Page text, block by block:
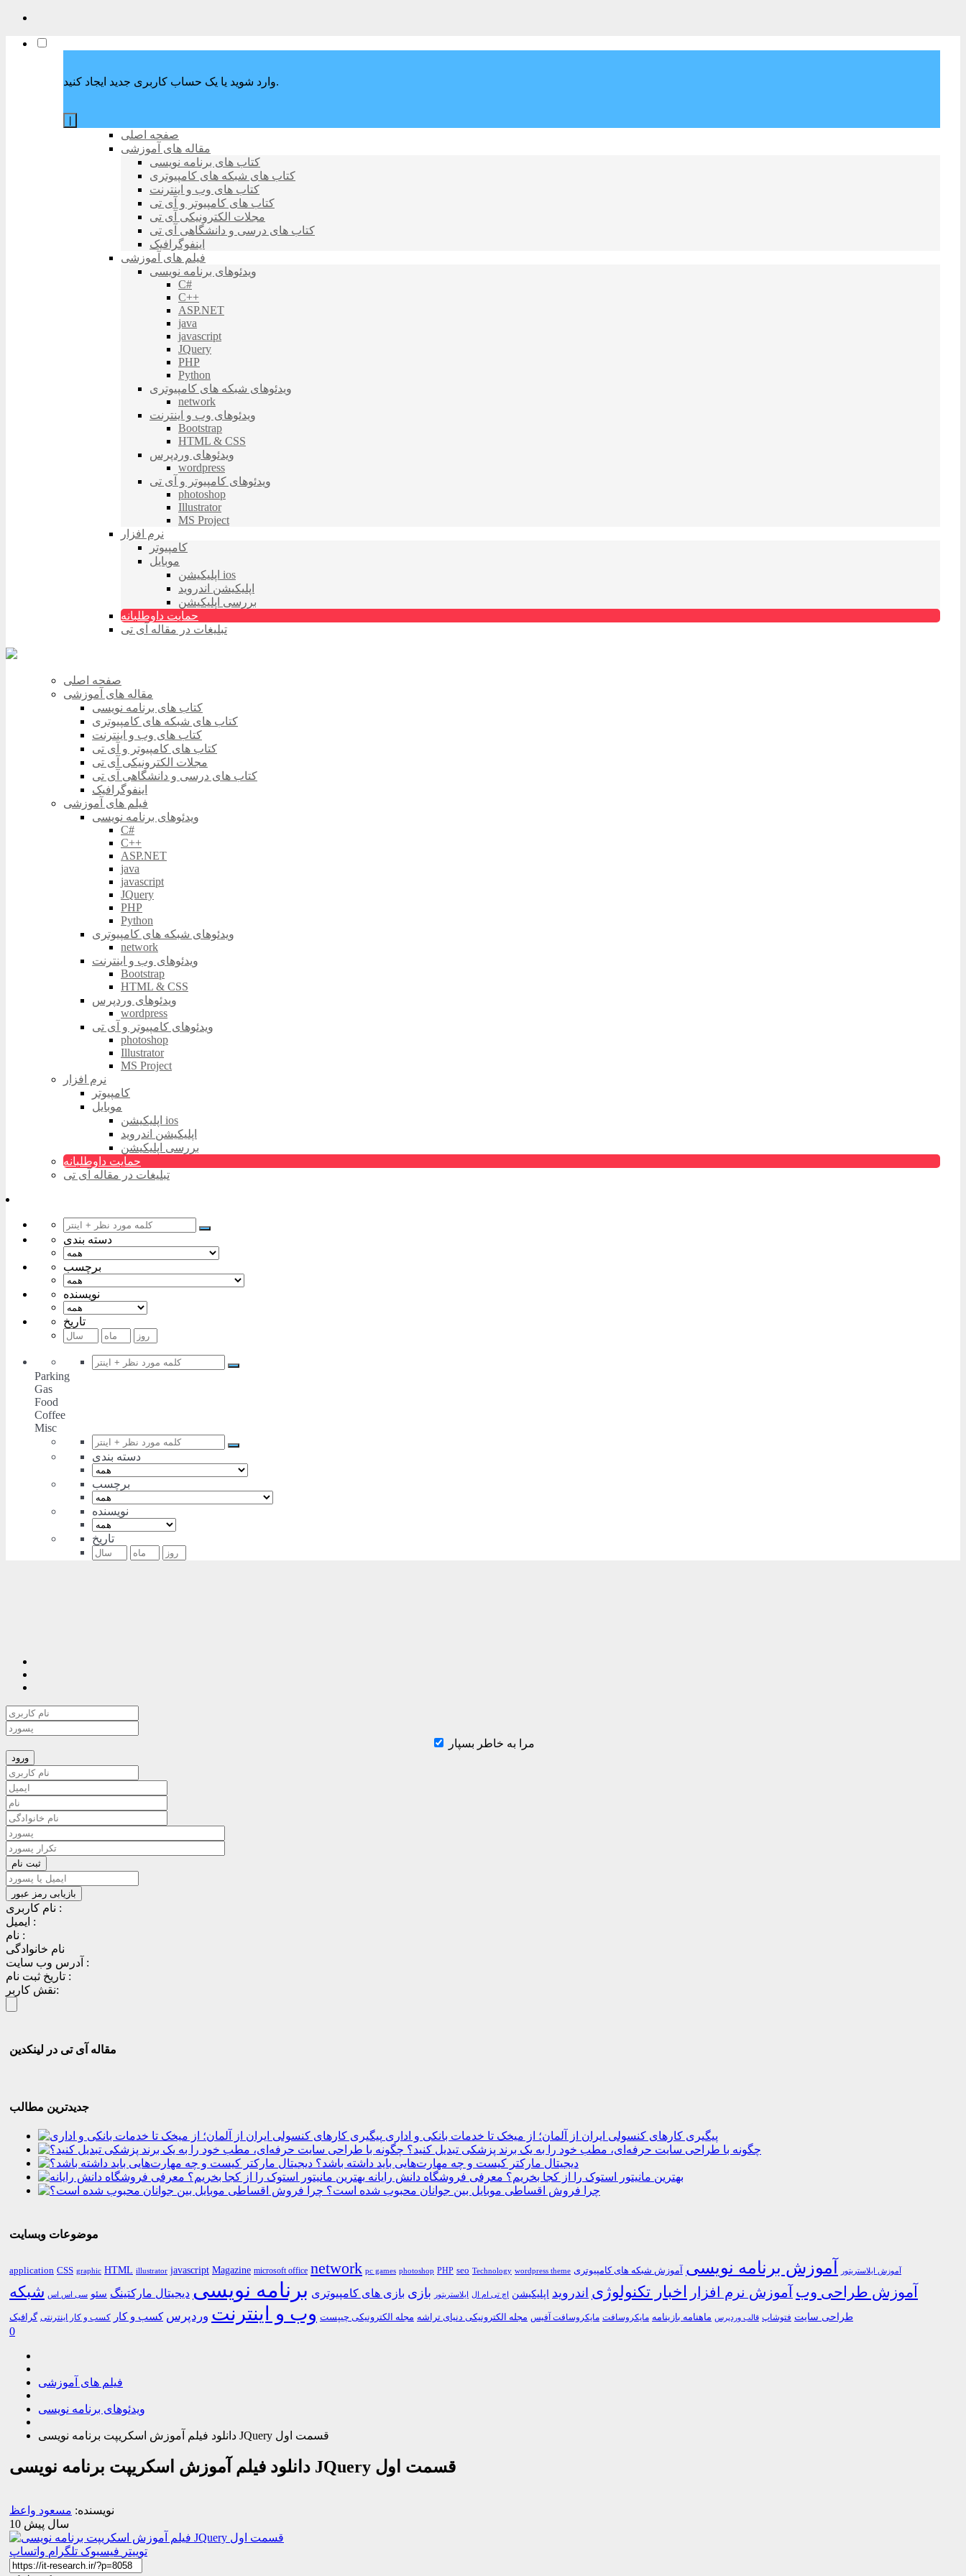
وارد شوید یا یک حساب کاربری جدید ایجاد کنید.
صفحه اصلی
مقاله های آموزشی
کتاب های برنامه نویسی
کتاب های شبکه های کامپیوتری
کتاب های وب و اینترنت
کتاب های کامپیوتر و آی تی
مجلات الکترونیکی آی تی
کتاب های درسی و دانشگاهی آی تی
اینفوگرافیک
فیلم های آموزشی
ویدئوهای برنامه نویسی
C#
C++
ASP.NET
java
javascript
JQuery
PHP
Python
ویدئوهای شبکه های کامپیوتری
network
ویدئوهای وب و اینترنت
Bootstrap
HTML & CSS
ویدئوهای وردپرس
wordpress
ویدئوهای کامپیوتر و آی تی
photoshop
Illustrator
MS Project
نرم افزار
کامپیوتر
موبایل
اپلیکیشن ios
اپلیکیشن اندروید
بررسی اپلیکیشن
حمایت داوطلبانه
تبلیغات در مقاله آی تی
صفحه اصلی
مقاله های آموزشی
کتاب های برنامه نویسی
کتاب های شبکه های کامپیوتری
کتاب های وب و اینترنت
کتاب های کامپیوتر و آی تی
مجلات الکترونیکی آی تی
کتاب های درسی و دانشگاهی آی تی
اینفوگرافیک
فیلم های آموزشی
ویدئوهای برنامه نویسی
C#
C++
ASP.NET
java
javascript
JQuery
PHP
Python
ویدئوهای شبکه های کامپیوتری
network
ویدئوهای وب و اینترنت
Bootstrap
HTML & CSS
ویدئوهای وردپرس
wordpress
ویدئوهای کامپیوتر و آی تی
photoshop
Illustrator
MS Project
نرم افزار
کامپیوتر
موبایل
اپلیکیشن ios
اپلیکیشن اندروید
بررسی اپلیکیشن
حمایت داوطلبانه
تبلیغات در مقاله آی تی
دسته بندی
برچسب
نویسنده
تاریخ
Parking
Gas
Food
Coffee
Misc
دسته بندی
برچسب
نویسنده
تاریخ
مرا به خاطر بسپار
نام کاربری :
ایمیل :
نام :
نام خانوادگی
آدرس وب سایت :
تاریخ ثبت نام :
نقش کاربر:
مقاله آی تی در لینکدین
جدیدترین مطالب
پیگیری کارهای کنسولی ایران از آلمان؛ از میخک تا خدمات بانکی و اداری
چگونه با طراحی سایت حرفه‌ای، مطب خود را به یک برند پزشکی تبدیل کنید؟
دیجیتال مارکتر کیست و چه مهارت‌هایی باید داشته باشد؟
بهترین مانیتور استوک را از کجا بخریم؟ معرفی فروشگاه دانش رایانه
چرا فروش اقساطی موبایل بین جوانان محبوب شده است؟
موضوعات وبسایت
application CSS graphic HTML illustrator javascript Magazine microsoft office network pc games photoshop PHP seo Technology wordpress theme آموزش ایلاستریتور آموزش برنامه نویسی آموزش شبکه های کامپیوتری
آموزش طراحی وب آموزش نرم افزار اخبار تکنولوژی اندروید اپلیکیشن اچ تی ام ال ایلاستریتور بازی بازی های کامپیوتری برنامه نویسی دیجیتال مارکتینگ سئو سی اس اس شبکه
طراحی سایت فتوشاپ قالب وردپرس ماهنامه بازینامه مایکروسافت مایکروسافت آفیس مجله الکترونیکی دنیای تراشه مجله الکترونیکی چیپست وب و اینترنت وردپرس کسب و کار کسب و کار اینترنتی گرافیک
0
فیلم های آموزشی
ویدئوهای برنامه نویسی
دانلود فیلم آموزش اسکریپت برنامه نویسی JQuery قسمت اول
دانلود فیلم آموزش اسکریپت برنامه نویسی JQuery قسمت اول
نویسنده: مسعود واعظ
10 سال پیش
توییتر فیسبوک تلگرام واتساپ